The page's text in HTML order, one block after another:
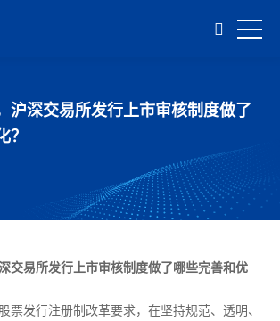
沪深交易所发行上市审核制度做了
交易所发行上市审核制度做了哪些完善和优
票发行注册制改革要求，在坚持规范、透明、